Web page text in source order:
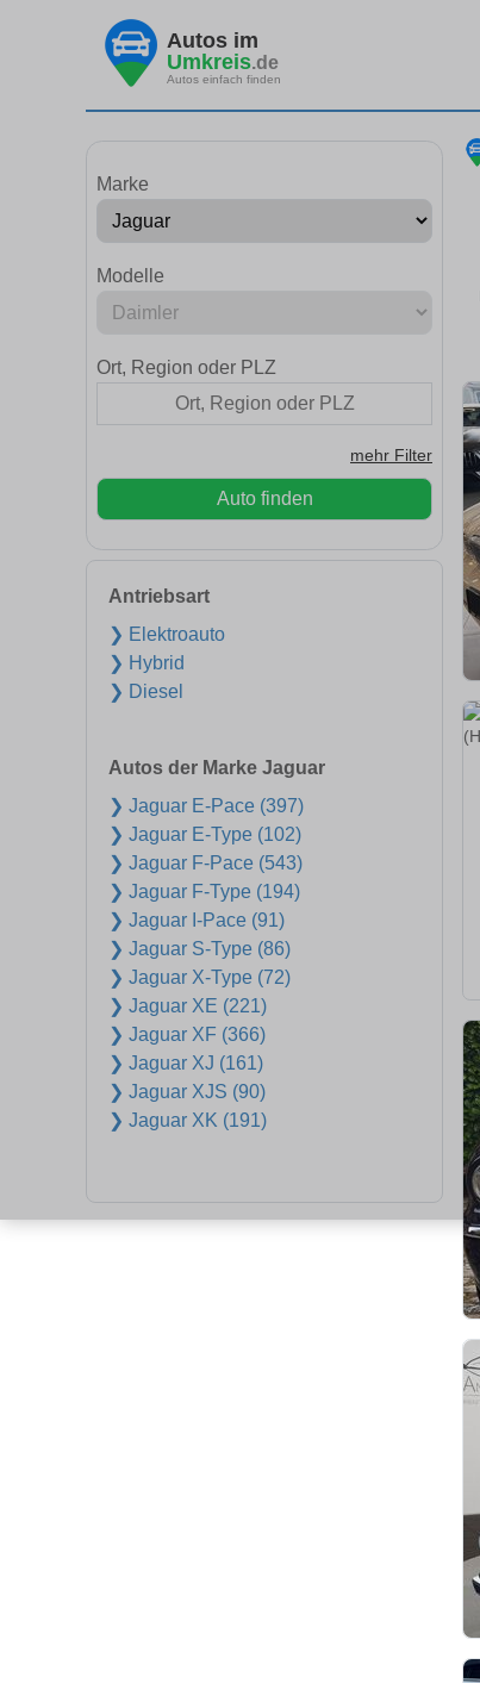
Autos im
Umkreis.de
Autos einfach finden
Marke
Modelle
Ort, Region oder PLZ
mehr Filter
Auto finden
Antriebsart
❯ Elektroauto
❯ Hybrid
❯ Diesel
Autos der Marke Jaguar
❯ Jaguar E-Pace (397)
❯ Jaguar E-Type (102)
❯ Jaguar F-Pace (543)
❯ Jaguar F-Type (194)
❯ Jaguar I-Pace (91)
❯ Jaguar S-Type (86)
❯ Jaguar X-Type (72)
❯ Jaguar XE (221)
❯ Jaguar XF (366)
❯ Jaguar XJ (161)
❯ Jaguar XJS (90)
❯ Jaguar XK (191)